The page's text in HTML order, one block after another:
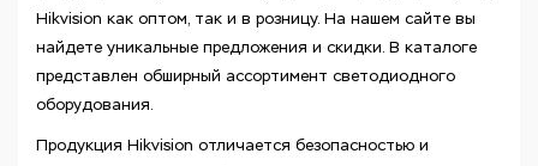
Hikvision как оптом, так и в розницу. На нашем сайте вы
найдете уникальные предложения и скидки. В каталоге
представлен обширный ассортимент светодиодного
оборудования.
Продукция Hikvision отличается безопасностью и